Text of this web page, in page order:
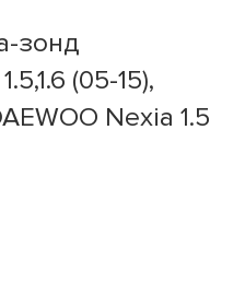
зонд
(05-15),
Nexia 1.5